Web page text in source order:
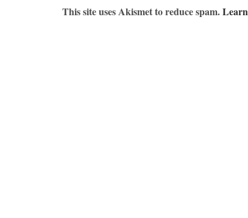
This site uses Akismet to reduce spam.